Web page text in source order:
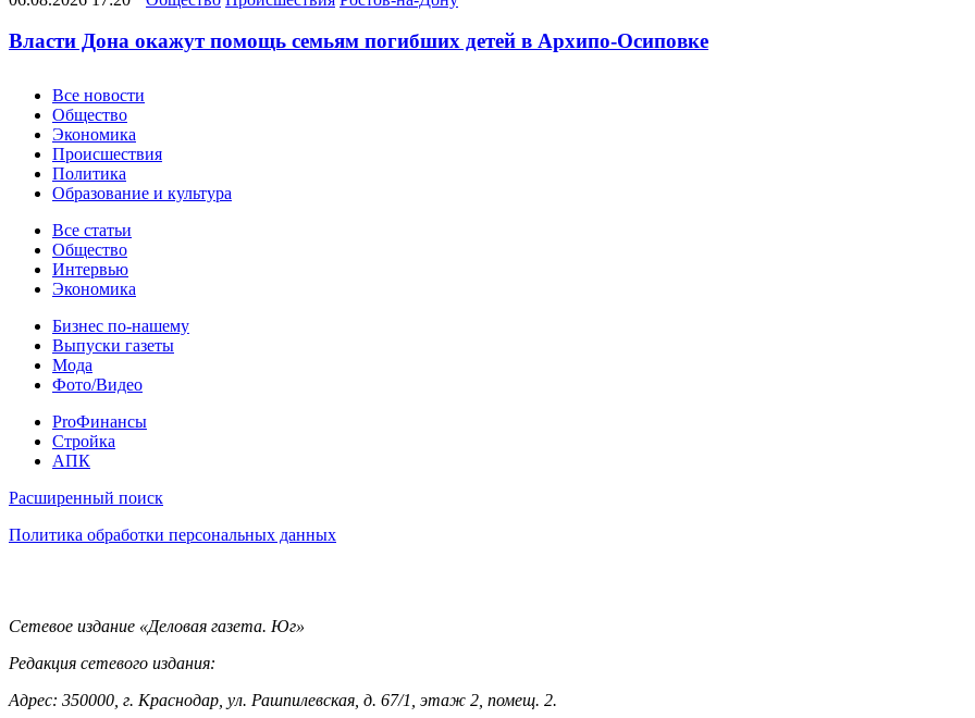
Власти Дона окажут помощь семьям погибших детей в Архипо-Осиповке
Новости
Все новости
Общество
Экономика
Происшествия
Политика
Образование и культура
Статьи
Все статьи
Общество
Интервью
Экономика
Разное
Бизнес по-нашему
Выпуски газеты
Мода
Фото/Видео
Pro
ProФинансы
Стройка
АПК
Информация
Расширенный поиск
Политика обработки персональных данных
Контакты
Сетевое издание «Деловая газета. Юг»
Редакция сетевого издания:
Адрес: 350000, г. Краснодар, ул. Рашпилевская, д. 67/1, этаж 2, помещ. 2.